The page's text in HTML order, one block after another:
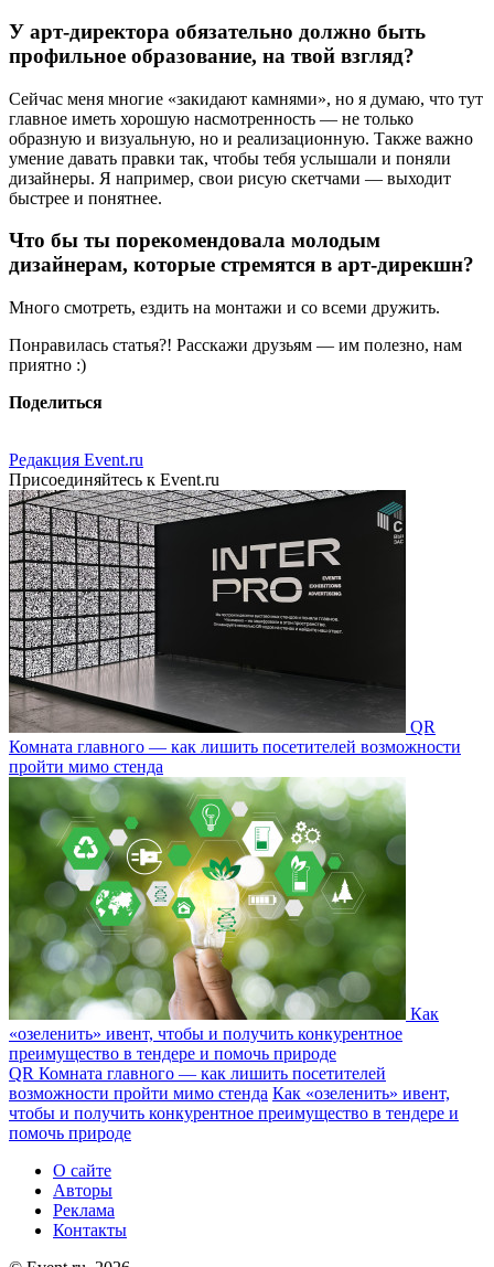
У арт-директора обязательно должно быть
профильное образование, на твой взгляд?
Сейчас меня многие «закидают камнями», но я думаю, что тут
главное иметь хорошую насмотренность — не только
образную и визуальную, но и реализационную. Также важно
умение давать правки так, чтобы тебя услышали и поняли
дизайнеры. Я например, свои рисую скетчами — выходит
быстрее и понятнее.
Что бы ты порекомендовала молодым
дизайнерам, которые стремятся в арт-дирекшн?
Много смотреть, ездить на монтажи и со всеми дружить.
Понравилась статья?! Расскажи друзьям — им полезно, нам
приятно :)
Поделиться
Редакция Event.ru
Присоединяйтесь к Event.ru
QR
Комната главного — как лишить посетителей возможности
пройти мимо стенда
Как
«озеленить» ивент, чтобы и получить конкурентное
преимущество в тендере и помочь природе
QR Комната главного — как лишить посетителей
возможности пройти мимо стенда Как «озеленить» ивент,
чтобы и получить конкурентное преимущество в тендере и
помочь природе
О сайте
Авторы
Реклама
Контакты